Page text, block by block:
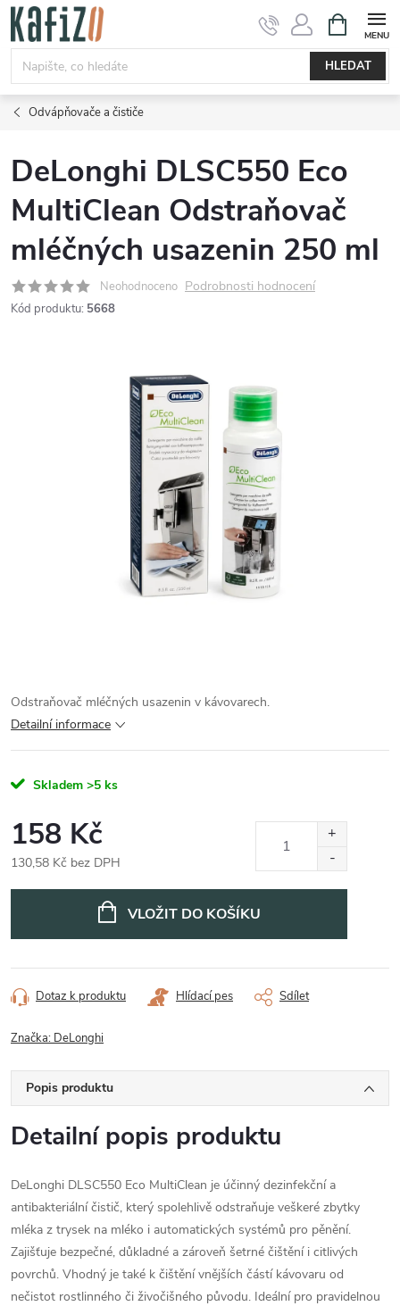
Přejít
obsah
HLEDAT
NÁKUPNÍ
KOŠÍK
Odvápňovače a čističe
DeLonghi DLSC550 Eco
MultiClean Odstraňovač
mléčných usazenin 250 ml
Neohodnoceno Podrobnosti hodnocení
Kód produktu: 5668
Odstraňovač mléčných usazenin v kávovarech.
Detailní informace
Skladem >5 ks
158 Kč
130,58 Kč bez DPH
VLOŽIT DO KOŠÍKU
Dotaz k produktu Hlídací pes Sdílet
Značka: DeLonghi
Popis produktu
Detailní popis produktu
DeLonghi DLSC550 Eco MultiClean je účinný dezinfekční a
antibakteriální čistič, který spolehlivě odstraňuje veškeré zbytky
mléka z trysek na mléko i automatických systémů pro pěnění.
Zajišťuje bezpečné, důkladné a zároveň šetrné čištění i citlivých
povrchů. Vhodný je také k čištění vnějších částí kávovaru od
nečistot rostlinného či živočišného původu. Ideální pro pravidelnou